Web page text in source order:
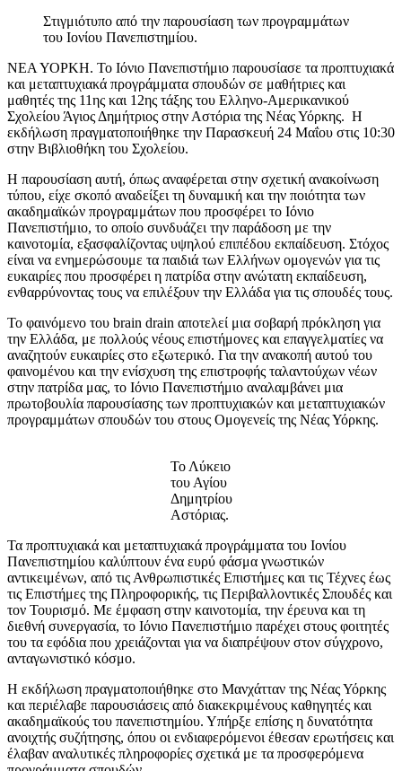
Στιγμιότυπο από την παρουσίαση των προγραμμάτων
του Ιονίου Πανεπιστημίου.
ΝΕΑ ΥΟΡΚΗ. Το Ιόνιο Πανεπιστήμιο παρουσίασε τα προπτυχιακά
και μεταπτυχιακά προγράμματα σπουδών σε μαθήτριες και
μαθητές της 11ης και 12ης τάξης του Ελληνο-Αμερικανικού
Σχολείου Άγιος Δημήτριος στην Αστόρια της Νέας Υόρκης. Η
εκδήλωση πραγματοποιήθηκε την Παρασκευή 24 Μαΐου στις 10:30
στην Βιβλιοθήκη του Σχολείου.
Η παρουσίαση αυτή, όπως αναφέρεται στην σχετική ανακοίνωση
τύπου, είχε σκοπό αναδείξει τη δυναμική και την ποιότητα των
ακαδημαϊκών προγραμμάτων που προσφέρει το Ιόνιο
Πανεπιστήμιο, το οποίο συνδυάζει την παράδοση με την
καινοτομία, εξασφαλίζοντας υψηλού επιπέδου εκπαίδευση. Στόχος
είναι να ενημερώσουμε τα παιδιά των Ελλήνων ομογενών για τις
ευκαιρίες που προσφέρει η πατρίδα στην ανώτατη εκπαίδευση,
ενθαρρύνοντας τους να επιλέξουν την Ελλάδα για τις σπουδές τους.
Το φαινόμενο του brain drain αποτελεί μια σοβαρή πρόκληση για
την Ελλάδα, με πολλούς νέους επιστήμονες και επαγγελματίες να
αναζητούν ευκαιρίες στο εξωτερικό. Για την ανακοπή αυτού του
φαινομένου και την ενίσχυση της επιστροφής ταλαντούχων νέων
στην πατρίδα μας, το Ιόνιο Πανεπιστήμιο αναλαμβάνει μια
πρωτοβουλία παρουσίασης των προπτυχιακών και μεταπτυχιακών
προγραμμάτων σπουδών του στους Ομογενείς της Νέας Υόρκης.
Το Λύκειο
του Αγίου
Δημητρίου
Αστόριας.
Τα προπτυχιακά και μεταπτυχιακά προγράμματα του Ιονίου
Πανεπιστημίου καλύπτουν ένα ευρύ φάσμα γνωστικών
αντικειμένων, από τις Ανθρωπιστικές Επιστήμες και τις Τέχνες έως
τις Επιστήμες της Πληροφορικής, τις Περιβαλλοντικές Σπουδές και
τον Τουρισμό. Με έμφαση στην καινοτομία, την έρευνα και τη
διεθνή συνεργασία, το Ιόνιο Πανεπιστήμιο παρέχει στους φοιτητές
του τα εφόδια που χρειάζονται για να διαπρέψουν στον σύγχρονο,
ανταγωνιστικό κόσμο.
Η εκδήλωση πραγματοποιήθηκε στο Μανχάτταν της Νέας Υόρκης
και περιέλαβε παρουσιάσεις από διακεκριμένους καθηγητές και
ακαδημαϊκούς του πανεπιστημίου. Υπήρξε επίσης η δυνατότητα
ανοιχτής συζήτησης, όπου οι ενδιαφερόμενοι έθεσαν ερωτήσεις και
έλαβαν αναλυτικές πληροφορίες σχετικά με τα προσφερόμενα